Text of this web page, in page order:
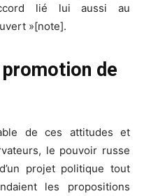
lié lui aussi au
»[note].
de
de ces attitudes et
le pouvoir russe
projet politique tout
les propositions